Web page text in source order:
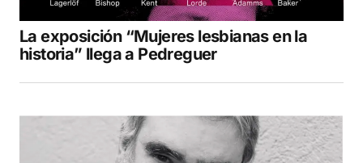
La exposición “Mujeres lesbianas en la
historia” llega a Pedreguer